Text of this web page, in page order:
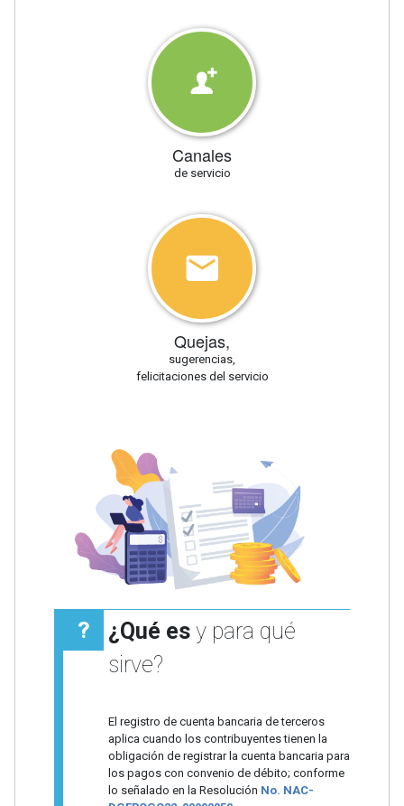
Canales
de servicio
Quejas,
sugerencias,
felicitaciones del servicio
¿Qué esy para qué
sirve?
El registro de cuenta bancaria de terceros
aplica cuando los contribuyentes tienen la
obligación de registrar la cuenta bancaria para
los pagos con convenio de débito; conforme
lo señalado en la Resolución No. NAC-